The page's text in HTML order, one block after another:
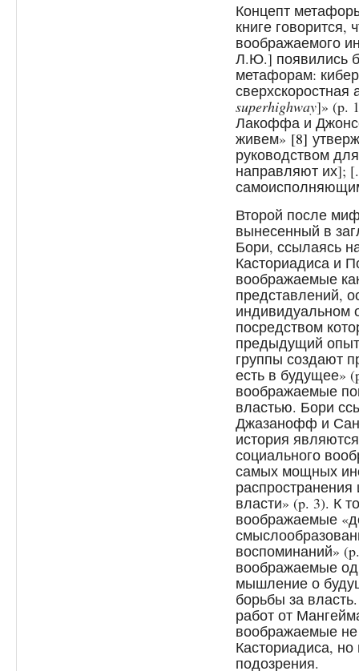
Концепт
книге говорится,
воображаемого
Л.Ю.] появились
метафорам:
сверхскоростная
superhighway]» (p.
Лакоффа и
живем» [8]
руководством
направляют их];
Второй после
вынесенный в
Бори, ссылаясь
Касториадиса и
воображаемые
представлений,
индивидуальном
посредством
предыдущий
группы создают
есть в будущее»
воображаемые
властью. Бори
Джазанофф и
история
социального
самых мощных
распространения
власти» (p. 3). К
воображаемые
воспоминаний»
воображаемые
мышление о
борьбы за
работ от
воображаемые не
Касториадиса, но
подозрения.